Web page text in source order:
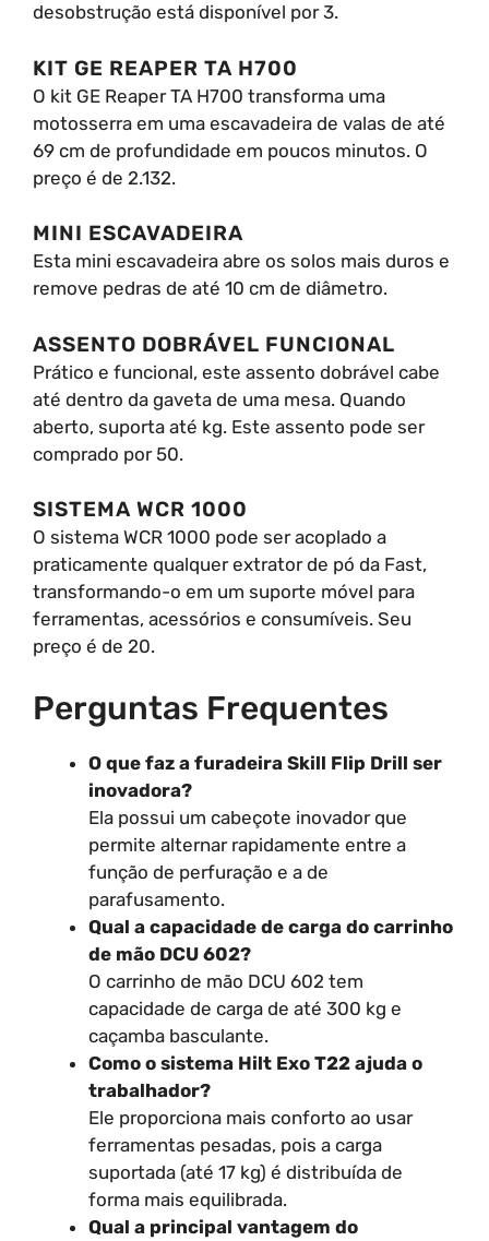
desobstrução está disponível por 3.
KIT GE REAPER TA H700
O kit GE Reaper TA H700 transforma uma
motosserra em uma escavadeira de valas de até
69 cm de profundidade em poucos minutos. O
preço é de 2.132.
MINI ESCAVADEIRA
Esta mini escavadeira abre os solos mais duros e
remove pedras de até 10 cm de diâmetro.
ASSENTO DOBRÁVEL FUNCIONAL
Prático e funcional, este assento dobrável cabe
até dentro da gaveta de uma mesa. Quando
aberto, suporta até kg. Este assento pode ser
comprado por 50.
SISTEMA WCR 1000
O sistema WCR 1000 pode ser acoplado a
praticamente qualquer extrator de pó da Fast,
transformando-o em um suporte móvel para
ferramentas, acessórios e consumíveis. Seu
preço é de 20.
Perguntas Frequentes
O que faz a furadeira Skill Flip Drill ser
inovadora?
Ela possui um cabeçote inovador que
permite alternar rapidamente entre a
função de perfuração e a de
parafusamento.
Qual a capacidade de carga do carrinho
de mão DCU 602?
O carrinho de mão DCU 602 tem
capacidade de carga de até 300 kg e
caçamba basculante.
Como o sistema Hilt Exo T22 ajuda o
trabalhador?
Ele proporciona mais conforto ao usar
ferramentas pesadas, pois a carga
suportada (até 17 kg) é distribuída de
forma mais equilibrada.
Qual a principal vantagem do